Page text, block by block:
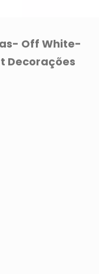
Off White-
Decorações